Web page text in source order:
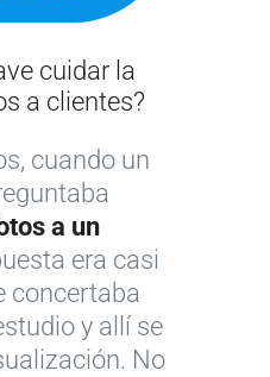
cuidar la
a clientes?
cuando un
a un
era casi
concertaba
y allí se
No